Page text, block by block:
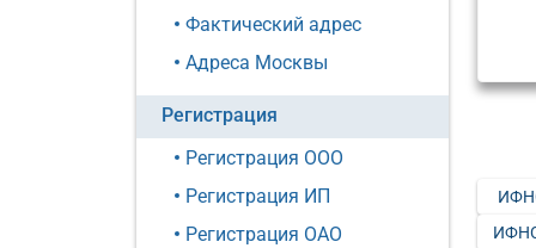
Фактический адрес
Адреса Москвы
Регистрация
Регистрация ООО
Регистрация ИП
Регистрация ОАО